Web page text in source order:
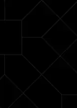
- Email:
- Email:
1295 Đường